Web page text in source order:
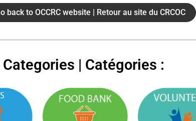
back to OCCRC website | Retour au site du CRCOC
Categories | Catégories :